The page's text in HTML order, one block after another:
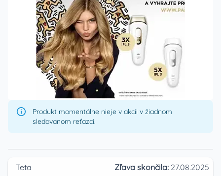
Produkt momentálne nieje v akcii v žiadnom
sledovanom reťazci.
Teta Zľava skončila: 27.08.2025